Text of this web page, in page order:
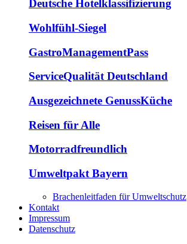
Deutsche Hotelklassifizierung
Wohlfühl-Siegel
GastroManagementPass
ServiceQualität Deutschland
Ausgezeichnete GenussKüche
Reisen für Alle
Motorradfreundlich
Umweltpakt Bayern
Brachenleitfaden für Umweltschutz
Kontakt
Impressum
Datenschutz